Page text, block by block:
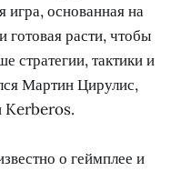
игра, основанная на
расти, чтобы
стратегии, тактики и
Мартин Цирулис,
Kerberos.
о геймплее и